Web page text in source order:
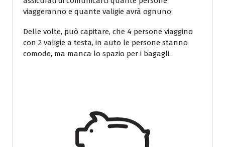
viaggeranno e quante valigie avrà ognuno.
Delle volte, può capitare, che 4 persone viaggino
con 2 valigie a testa, in auto le persone stanno
comode, ma manca lo spazio per i bagagli.